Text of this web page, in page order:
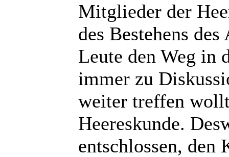
Mitglieder der
des Bestehens
Leute den Weg in
immer zu
weiter treffen
Heereskunde.
entschlossen, den